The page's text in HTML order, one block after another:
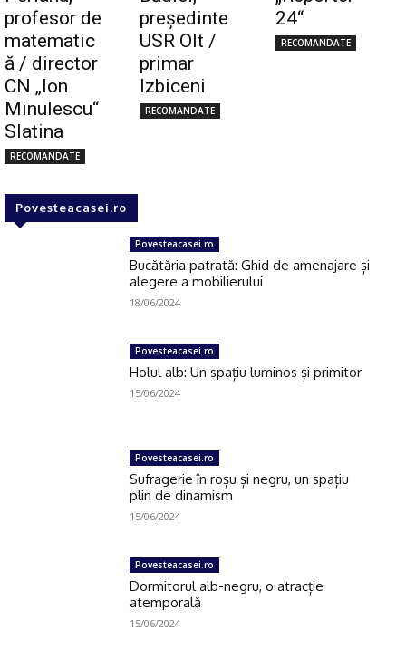
profesor de
matematic
ă / director
CN „Ion
Minulescu“
Slatina
RECOMANDATE
preşedinte
USR Olt /
primar
Izbiceni
RECOMANDATE
24“
RECOMANDATE
Povesteacasei.ro
Povesteacasei.ro
Bucătăria patrată: Ghid de amenajare și
alegere a mobilierului
18/06/2024
Povesteacasei.ro
Holul alb: Un spațiu luminos și primitor
15/06/2024
Povesteacasei.ro
Sufragerie în roșu și negru, un spațiu
plin de dinamism
15/06/2024
Povesteacasei.ro
Dormitorul alb-negru, o atracție
atemporală
15/06/2024